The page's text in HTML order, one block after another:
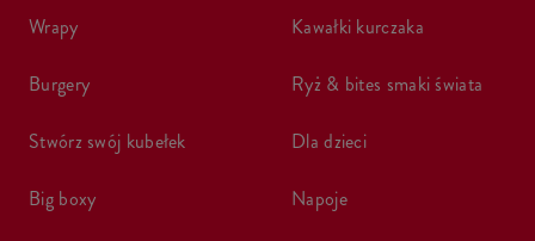
wrapy
burgery
stwórz swój kubełek
big boxy
kawałki kurczaka
ryż & bites smaki świata
dla dzieci
napoje